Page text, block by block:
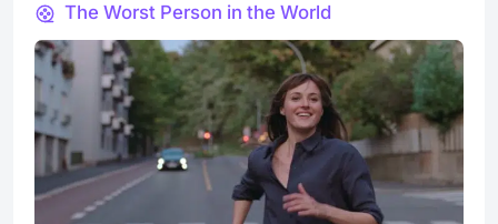
The Worst Person in the World